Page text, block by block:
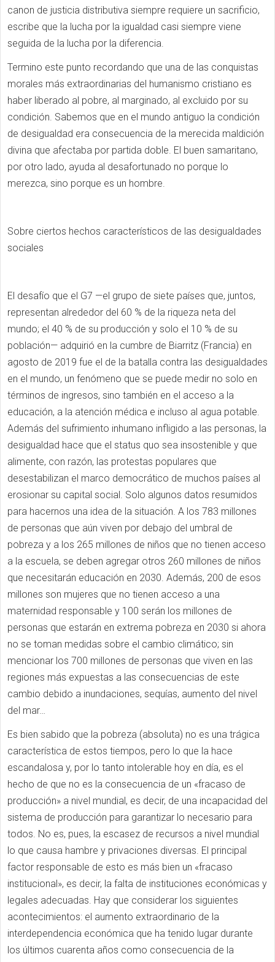
canon de justicia distributiva siempre requiere un sacrificio,
escribe que la lucha por la igualdad casi siempre viene
seguida de la lucha por la diferencia.
Termino este punto recordando que una de las conquistas
morales más extraordinarias del humanismo cristiano es
haber liberado al pobre, al marginado, al excluido por su
condición. Sabemos que en el mundo antiguo la condición
de desigualdad era consecuencia de la merecida maldición
divina que afectaba por partida doble. El buen samaritano,
por otro lado, ayuda al desafortunado no porque lo
merezca, sino porque es un hombre.
Sobre ciertos hechos característicos de las desigualdades
sociales
El desafío que el G7 —el grupo de siete países que, juntos,
representan alrededor del 60 % de la riqueza neta del
mundo; el 40 % de su producción y solo el 10 % de su
población— adquirió en la cumbre de Biarritz (Francia) en
agosto de 2019 fue el de la batalla contra las desigualdades
en el mundo, un fenómeno que se puede medir no solo en
términos de ingresos, sino también en el acceso a la
educación, a la atención médica e incluso al agua potable.
Además del sufrimiento inhumano infligido a las personas, la
desigualdad hace que el status quo sea insostenible y que
alimente, con razón, las protestas populares que
desestabilizan el marco democrático de muchos países al
erosionar su capital social. Solo algunos datos resumidos
para hacernos una idea de la situación. A los 783 millones
de personas que aún viven por debajo del umbral de
pobreza y a los 265 millones de niños que no tienen acceso
a la escuela, se deben agregar otros 260 millones de niños
que necesitarán educación en 2030. Además, 200 de esos
millones son mujeres que no tienen acceso a una
maternidad responsable y 100 serán los millones de
personas que estarán en extrema pobreza en 2030 si ahora
no se toman medidas sobre el cambio climático; sin
mencionar los 700 millones de personas que viven en las
regiones más expuestas a las consecuencias de este
cambio debido a inundaciones, sequías, aumento del nivel
del mar…
Es bien sabido que la pobreza (absoluta) no es una trágica
característica de estos tiempos, pero lo que la hace
escandalosa y, por lo tanto intolerable hoy en día, es el
hecho de que no es la consecuencia de un «fracaso de
producción» a nivel mundial, es decir, de una incapacidad del
sistema de producción para garantizar lo necesario para
todos. No es, pues, la escasez de recursos a nivel mundial
lo que causa hambre y privaciones diversas. El principal
factor responsable de esto es más bien un «fracaso
institucional», es decir, la falta de instituciones económicas y
legales adecuadas. Hay que considerar los siguientes
acontecimientos: el aumento extraordinario de la
interdependencia económica que ha tenido lugar durante
los últimos cuarenta años como consecuencia de la